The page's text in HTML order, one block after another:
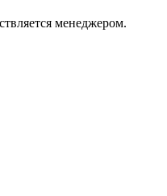
менеджером.